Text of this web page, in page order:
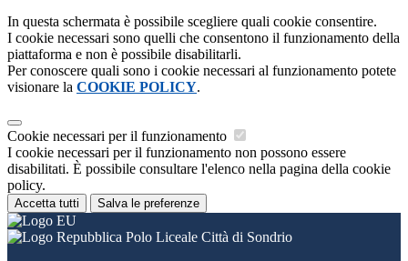
In questa schermata è possibile scegliere quali cookie consentire.
I cookie necessari sono quelli che consentono il funzionamento della
piattaforma e non è possibile disabilitarli.
Per conoscere quali sono i cookie necessari al funzionamento potete
visionare la COOKIE POLICY.
Cookie necessari per il funzionamento
I cookie necessari per il funzionamento non possono essere
disabilitati. È possibile consultare l'elenco nella pagina della cookie
policy.
Accetta tutti Salva le preferenze
Polo Liceale Città di Sondrio